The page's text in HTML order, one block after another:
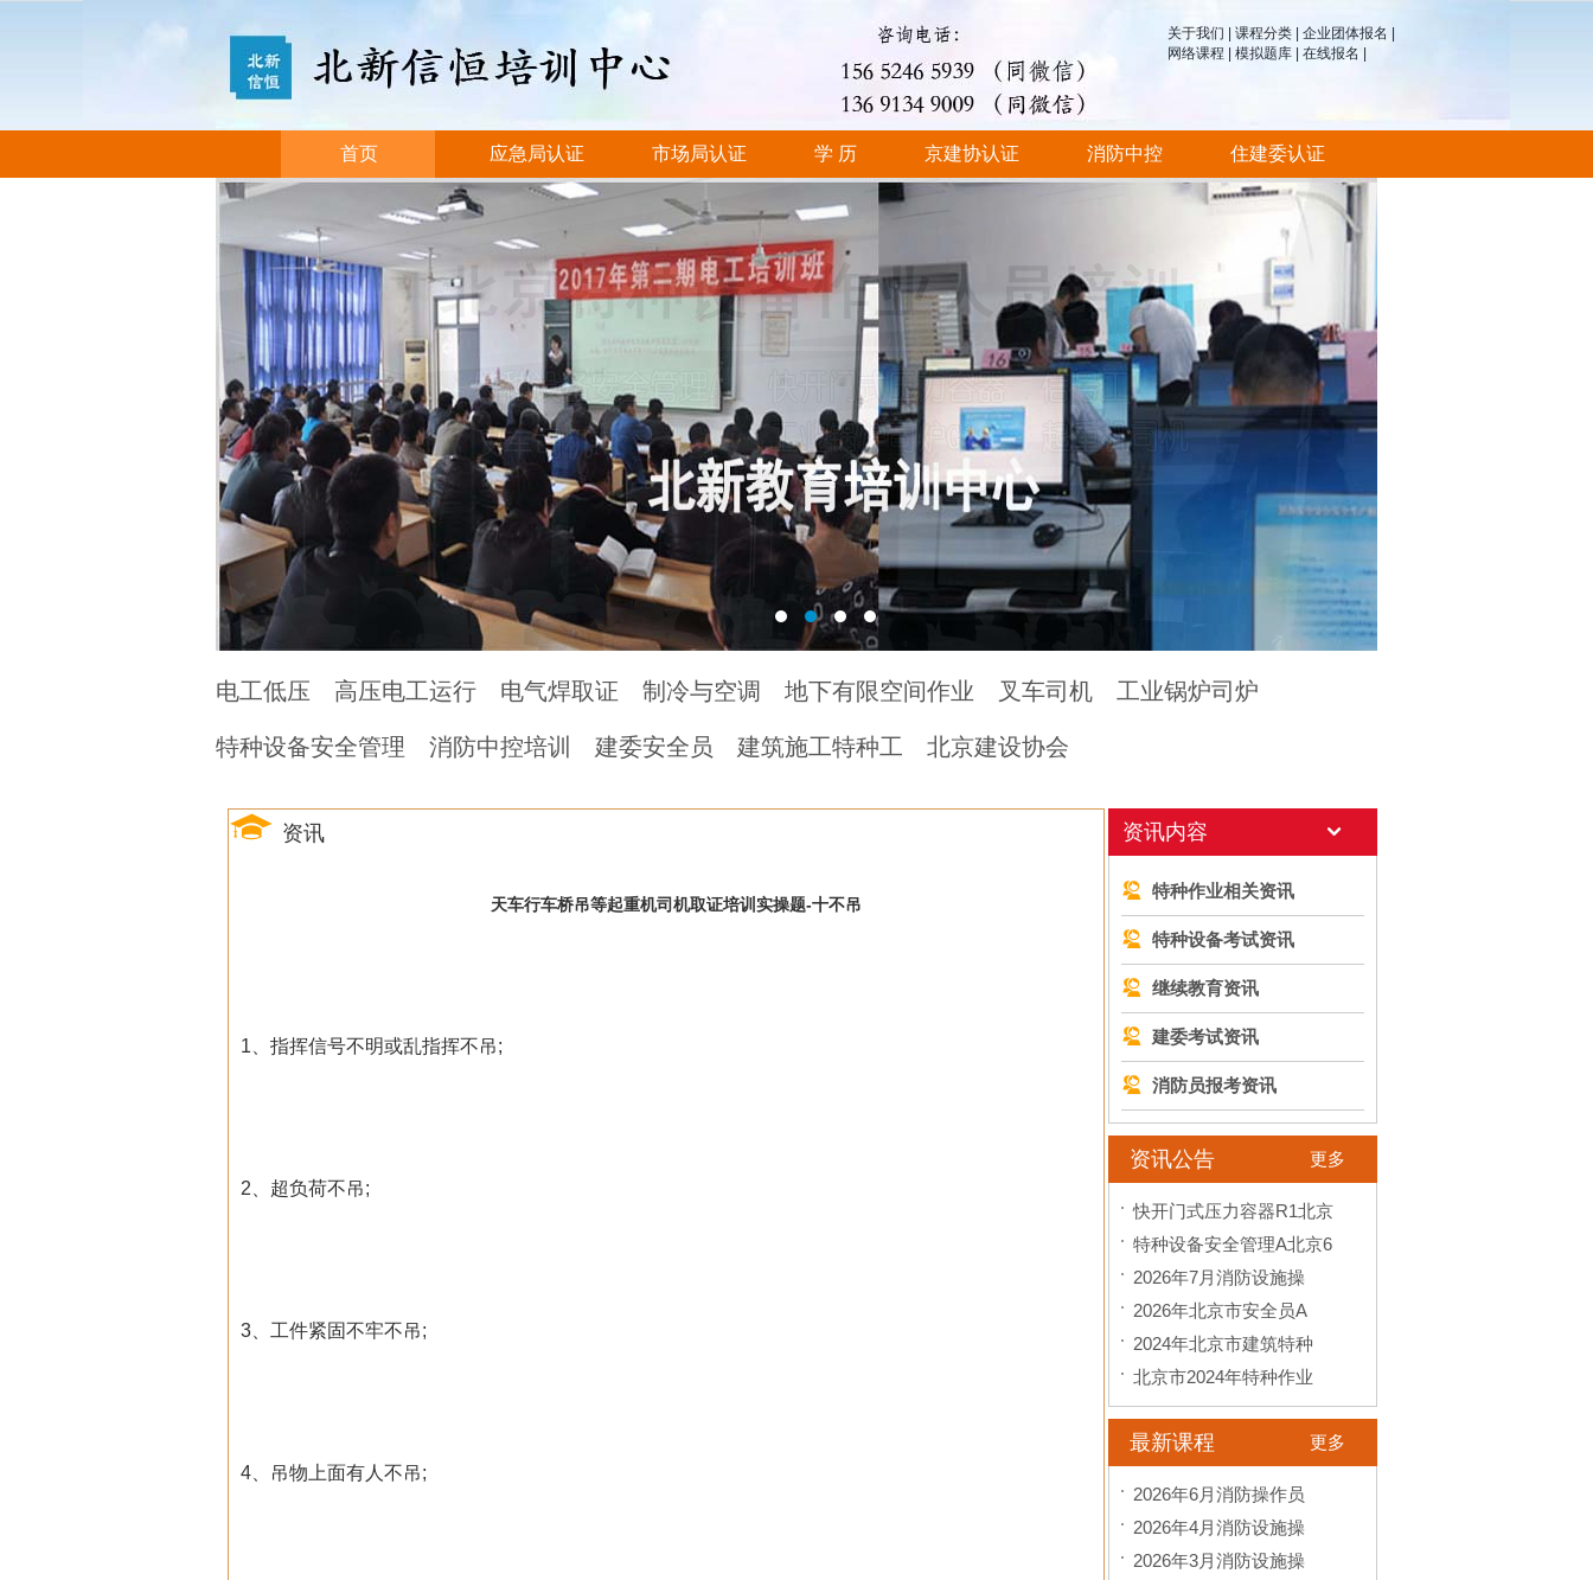
关于我们 课程分类| 企业团体报名
网络课程
模拟题库| 在线报名
首页 应急局认证 市场局认证 学 历 京建协认证 消防中控 住建委认证
电工低压 高压电工运行 电气焊取证 制冷与空调 地下有限空间作业 叉车司机 工业锅炉司炉
特种设备安全管理 消防中控培训 建委安全员 建筑施工特种工 北京建设协会
资讯内容
特种作业相关资讯
特种设备考试资讯
继续教育资讯
建委考试资讯
消防员报考资讯
资讯公告 更多
快开门式压力容器R1北京
特种设备安全管理A北京6
2026年7月消防设施操
2026年北京市安全员A
2024年北京市建筑特种
北京市2024年特种作业
最新课程 更多
2026年6月消防操作员
2026年4月消防设施操
2026年3月消防设施操
资讯
天车行车桥吊等起重机司机取证培训实操题-十不吊
1、指挥信号不明或乱指挥不吊;
2、超负荷不吊;
3、工件紧固不牢不吊;
4、吊物上面有人不吊;